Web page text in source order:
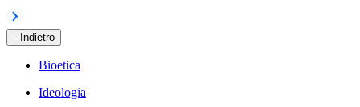
Indietro
Bioetica
Ideologia